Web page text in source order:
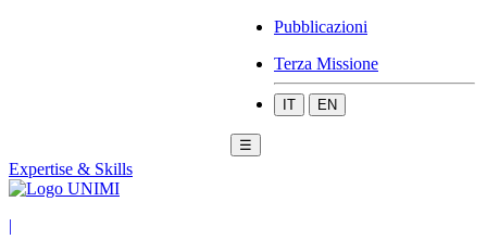
Pubblicazioni
Terza Missione
IT EN
☰
Expertise & Skills
|